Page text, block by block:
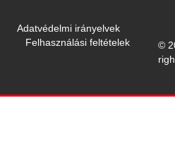
©
Adatvédelmi irányelvek
Felhasználási feltételek